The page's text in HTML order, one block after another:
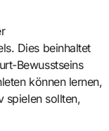
Dies beinhaltet
Bewusstseins
können lernen,
spielen sollten,